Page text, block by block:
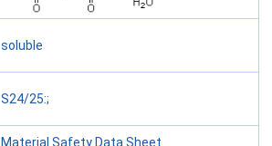
soluble
S24/25:;
Material Safety Data Sheet